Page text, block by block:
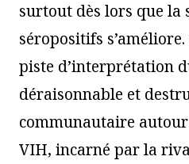
surtout dès lors que la
séropositifs
piste d’interprétation
déraisonnable et
communautaire
VIH, incarné par la